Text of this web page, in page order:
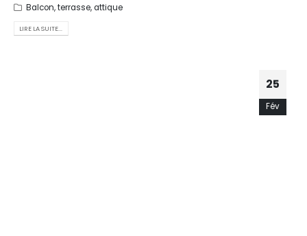
Balcon, terrasse, attique
LIRE LA SUITE...
25
Fév